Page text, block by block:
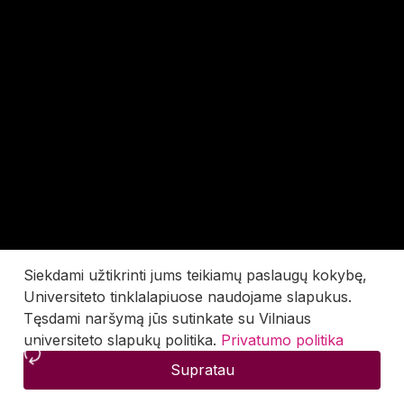
Siekdami užtikrinti jums teikiamų paslaugų kokybę,
Universiteto tinklalapiuose naudojame slapukus.
Tęsdami naršymą jūs sutinkate su Vilniaus
universiteto slapukų politika. Privatumo politika
Supratau